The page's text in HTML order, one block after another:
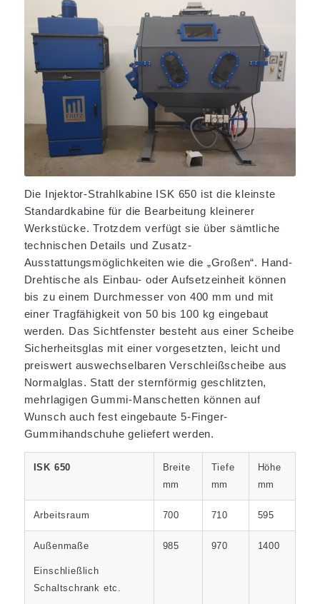
Die Injektor-Strahlkabine ISK 650 ist die kleinste
Standardkabine für die Bearbeitung kleinerer
Werkstücke. Trotzdem verfügt sie über sämtliche
technischen Details und Zusatz-
Ausstattungsmöglichkeiten wie die „Großen“. Hand-
Drehtische als Einbau- oder Aufsetzeinheit können
bis zu einem Durchmesser von 400 mm und mit
einer Tragfähigkeit von 50 bis 100 kg eingebaut
werden. Das Sichtfenster besteht aus einer Scheibe
Sicherheitsglas mit einer vorgesetzten, leicht und
preiswert auswechselbaren Verschleißscheibe aus
Normalglas. Statt der sternförmig geschlitzten,
mehrlagigen Gummi-Manschetten können auf
Wunsch auch fest eingebaute 5-Finger-
Gummihandschuhe geliefert werden.
ISK 650
Breite
mm
Tiefe
mm
Höhe
mm
Arbeitsraum 700 710 595
Außenmaße
Einschließlich
Schaltschrank etc.
985 970 1400